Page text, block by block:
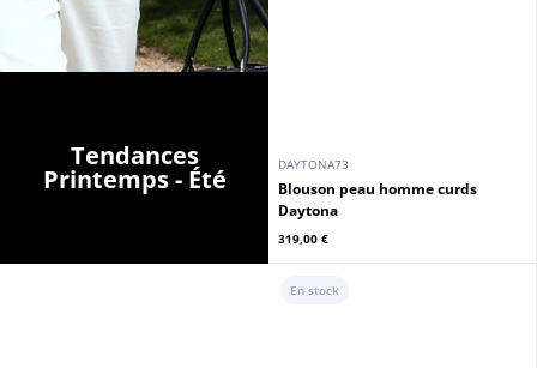
Tendances
Printemps - Été DAYTONA73
Blouson peau homme curds
Daytona
319,00 €
En stock